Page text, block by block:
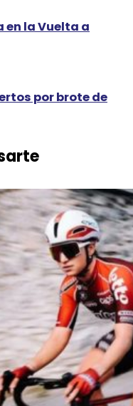
en la Vuelta a
por brote de